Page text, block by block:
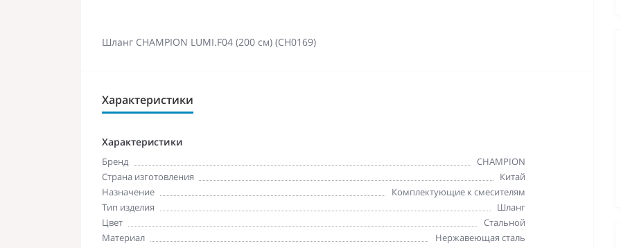
Шланг CHAMPION LUMI.F04 (200 см) (CH0169)
Характеристики
Характеристики
Бренд
CHAMPION
Страна изготовления
Китай
Назначение
Комплектующие к смесителям
Тип изделия
Шланг
Цвет
Стальной
Материал
Нержавеющая сталь